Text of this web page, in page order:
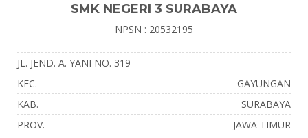
SMK NEGERI 3 SURABAYA
NPSN : 20532195
JL. JEND. A. YANI NO. 319
KEC.
GAYUNGAN
KAB.
SURABAYA
PROV.
JAWA TIMUR